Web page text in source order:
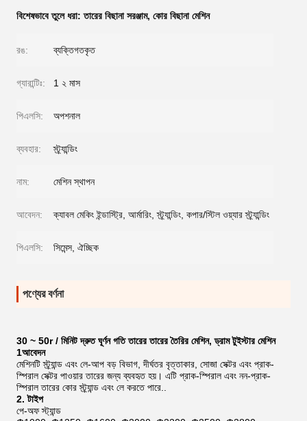
বিশেষভাবে তুলে ধরা:তারের বিছানা সরঞ্জাম, কোর বিছানা মেশিন
রঙ: ব্যক্তিগতকৃত
গ্যারান্টিঃ: 1 ২ মাস
পিএলসি: অপশনাল
ব্যবহার: স্ট্র্যান্ডিং
নাম: মেশিন স্থাপন
আবেদন: ক্যাবল মেকিং ইন্ডাস্ট্রি, আর্মারিং, স্ট্র্যান্ডিং, কপার/স্টিল ওয়্যার স্ট্র্যান্ডিং
পিএলসি: সিমেন্স, ঐচ্ছিক
পণ্যের বর্ণনা
30 ~ 50r / মিনিট দ্রুত ঘূর্ণন গতি তারের তারের তৈরির মেশিন, ড্রাম টুইস্টার মেশিন
1আবেদন
মেশিনটি স্ট্র্যান্ড এবং লে-আপ বড় বিভাগ, দীর্ঘতর বৃত্তাকার, সোজা সেক্টর এবং প্রাক-
স্পিরাল সেক্টর পাওয়ার তারের জন্য ব্যবহৃত হয়। এটি প্রাক-স্পিরাল এবং নন-প্রাক-
স্পিরাল তারের কোর স্ট্র্যান্ড এবং লে করতে পারে..
2. টাইপ
পে-অফ স্ট্যান্ড